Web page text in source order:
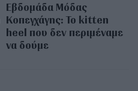
Εβδομάδα Μόδας
Κοπεγχάγης: Το kitten
heel που δεν περιμέναμε
να δούμε